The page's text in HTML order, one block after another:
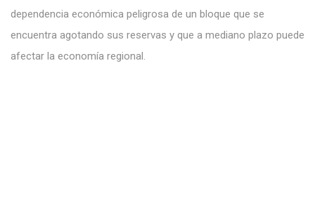
dependencia económica peligrosa de un bloque que se
encuentra agotando sus reservas y que a mediano plazo puede
afectar la economía regional.